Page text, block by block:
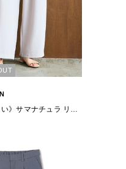
い》サマナチュラ リネ
イドパンツ